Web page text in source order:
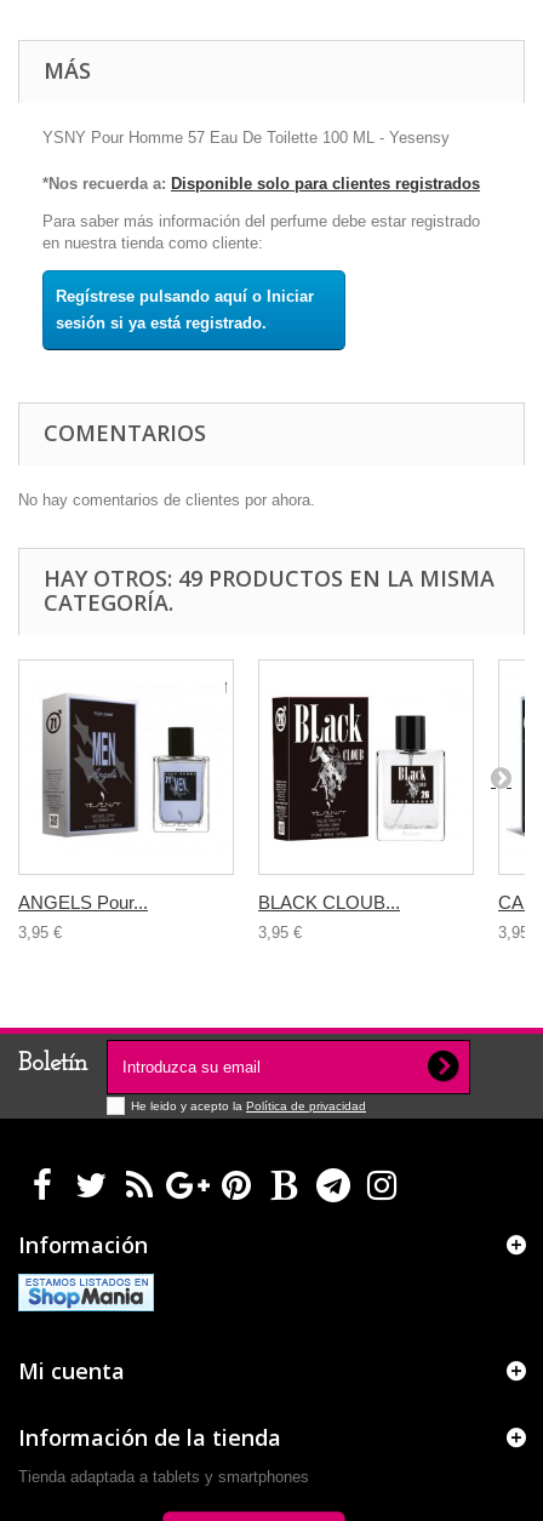
MÁS
YSNY Pour Homme 57 Eau De Toilette 100 ML - Yesensy
*Nos recuerda a: Disponible solo para clientes registrados
Para saber más información del perfume debe estar registrado
en nuestra tienda como cliente:
Regístrese pulsando aquí o Iniciar
sesión si ya está registrado.
COMENTARIOS
No hay comentarios de clientes por ahora.
HAY OTROS: 49 PRODUCTOS EN LA MISMA
CATEGORÍA.
ANGELS Pour...
3,95 €
BLACK CLOUB...
3,95 € 3,95 €
Boletín
He leido y acepto la Política de privacidad
Información
Mi cuenta
Información de la tienda
Tienda adaptada a tablets y smartphones